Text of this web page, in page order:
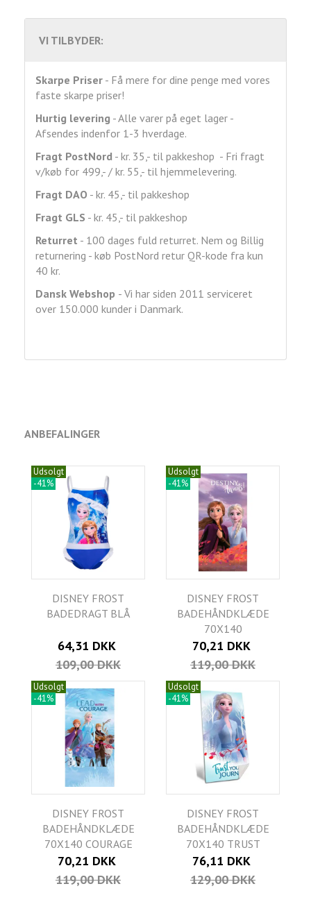
VI TILBYDER:
Skarpe Priser - Få mere for dine penge med vores
faste skarpe priser!
Hurtig levering - Alle varer på eget lager -
Afsendes indenfor 1-3 hverdage.
Fragt PostNord - kr. 35,- til pakkeshop - Fri fragt
v/køb for 499,- / kr. 55,- til hjemmelevering.
Fragt DAO - kr. 45,- til pakkeshop
Fragt GLS - kr. 45,- til pakkeshop
Returret - 100 dages fuld returret. Nem og Billig
returnering - køb PostNord retur QR-kode fra kun
40 kr.
Dansk Webshop - Vi har siden 2011 serviceret
over 150.000 kunder i Danmark.
ANBEFALINGER
Udsolgt
-41%
DISNEY FROST
BADEDRAGT BLÅ
64,31 DKK
109,00 DKK
Udsolgt
-41%
DISNEY FROST
BADEHÅNDKLÆDE
70X140
70,21 DKK
119,00 DKK
Udsolgt
-41%
DISNEY FROST
BADEHÅNDKLÆDE
70X140 COURAGE
70,21 DKK
119,00 DKK
Udsolgt
-41%
DISNEY FROST
BADEHÅNDKLÆDE
70X140 TRUST
76,11 DKK
129,00 DKK